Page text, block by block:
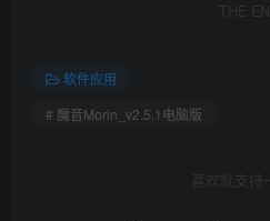
THE
软件应用
# 魔音Morin_v2.5.1电脑版
喜欢就支持